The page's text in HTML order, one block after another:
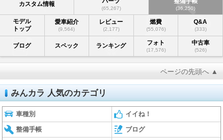
カスタム情報
(65,267) (36,250)
モデル
トップ
愛車紹介
(9,564)
レビュー
(2,177)
燃費
(55,076)
Q&A
(333)
ブログ スペック ランキング フォト
(17,576)
中古車
(526)
ページの先頭へ ▲
みんカラ 人気のカテゴリ
車種別 イイね！
整備手帳 ブログ